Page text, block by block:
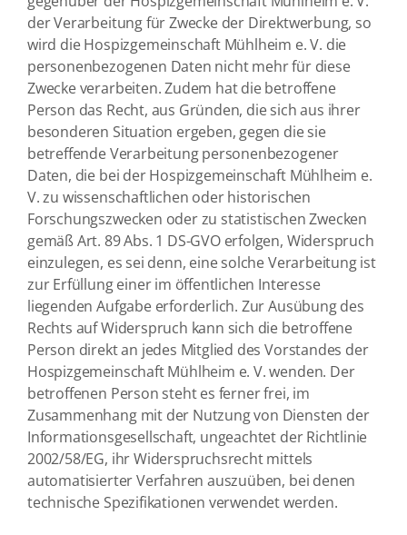
der Verarbeitung für Zwecke der Direktwerbung, so
wird die Hospizgemeinschaft Mühlheim e. V. die
personenbezogenen Daten nicht mehr für diese
Zwecke verarbeiten. Zudem hat die betroffene
Person das Recht, aus Gründen, die sich aus ihrer
besonderen Situation ergeben, gegen die sie
betreffende Verarbeitung personenbezogener
Daten, die bei der Hospizgemeinschaft Mühlheim e.
V. zu wissenschaftlichen oder historischen
Forschungszwecken oder zu statistischen Zwecken
gemäß Art. 89 Abs. 1 DS-GVO erfolgen, Widerspruch
einzulegen, es sei denn, eine solche Verarbeitung ist
zur Erfüllung einer im öffentlichen Interesse
liegenden Aufgabe erforderlich. Zur Ausübung des
Rechts auf Widerspruch kann sich die betroffene
Person direkt an jedes Mitglied des Vorstandes der
Hospizgemeinschaft Mühlheim e. V. wenden. Der
betroffenen Person steht es ferner frei, im
Zusammenhang mit der Nutzung von Diensten der
Informationsgesellschaft, ungeachtet der Richtlinie
2002/58/EG, ihr Widerspruchsrecht mittels
automatisierter Verfahren auszuüben, bei denen
technische Spezifikationen verwendet werden.